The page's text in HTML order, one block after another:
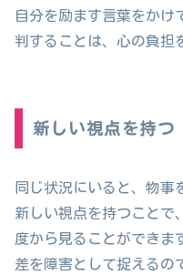
自分を励ます言葉をかけ
判することは、心の負担
新しい視点を持つ
同じ状況にいると、物事
新しい視点を持つことで
度から見ることができま
差を障害として捉えるの